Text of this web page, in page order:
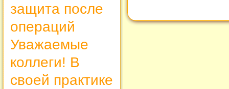
защита после
операций
Уважаемые
коллеги! В
своей практике